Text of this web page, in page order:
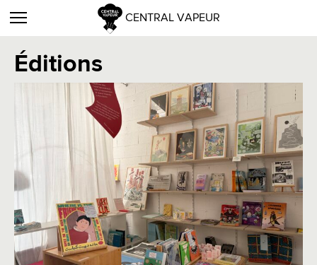
CENTRAL VAPEUR
Éditions